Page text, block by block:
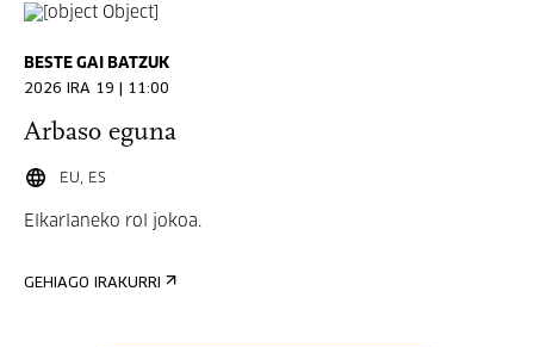
BESTE GAI BATZUK
2026 IRA 19 | 11:00
Arbaso eguna
EU, ES
Elkarlaneko rol jokoa.
GEHIAGO IRAKURRI